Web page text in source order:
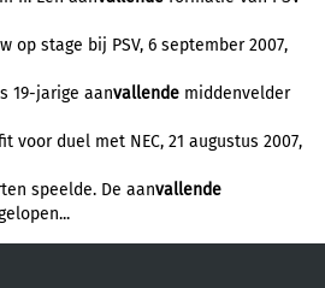
op stage bij PSV, 6 september 2007,
19-jarige aanvallende middenvelder
voor duel met NEC, 21 augustus 2007,
speelde. De aanvallende